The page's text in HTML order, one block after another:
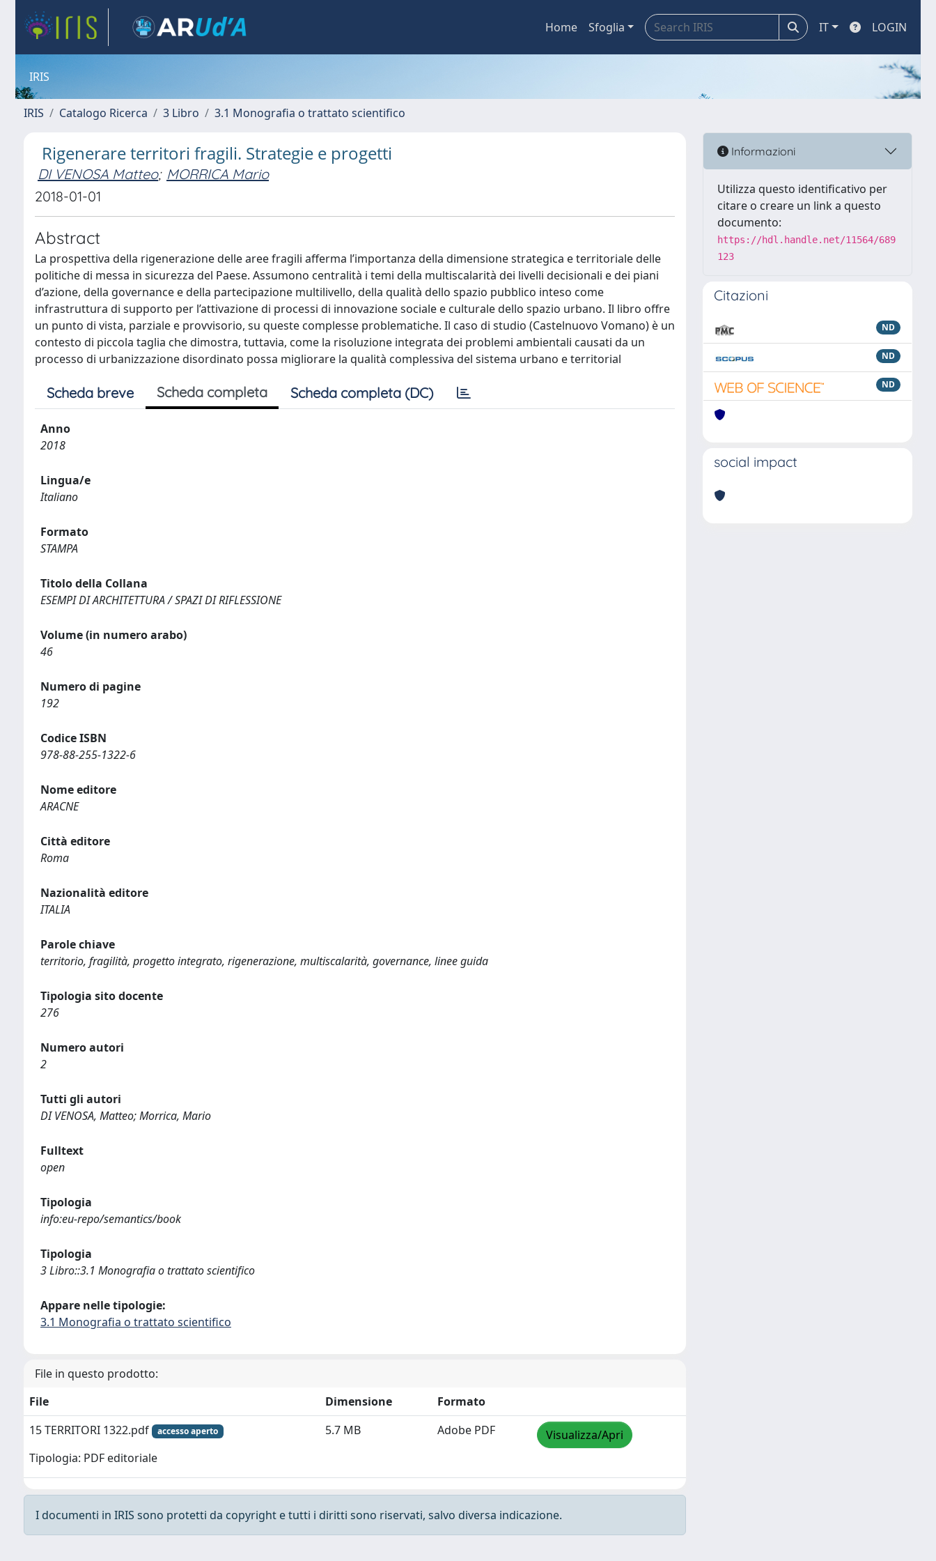
Home Sfoglia IT LOGIN
IRIS
IRIS Catalogo Ricerca 3 Libro 3.1 Monografia o trattato scientifico
Rigenerare territori fragili. Strategie e progetti
DI VENOSA Matteo; MORRICA Mario
2018-01-01
Abstract
La prospettiva della rigenerazione delle aree fragili afferma l’importanza della dimensione strategica e territoriale delle
politiche di messa in sicurezza del Paese. Assumono centralità i temi della multiscalarità dei livelli decisionali e dei piani
d’azione, della governance e della partecipazione multilivello, della qualità dello spazio pubblico inteso come
infrastruttura di supporto per l’attivazione di processi di innovazione sociale e culturale dello spazio urbano. Il libro offre
un punto di vista, parziale e provvisorio, su queste complesse problematiche. Il caso di studio (Castelnuovo Vomano) è un
contesto di piccola taglia che dimostra, tuttavia, come la risoluzione integrata dei problemi ambientali causati da un
processo di urbanizzazione disordinato possa migliorare la qualità complessiva del sistema urbano e territorial
Scheda breve Scheda completa Scheda completa (DC)
Anno
2018
Lingua/e
Italiano
Formato
STAMPA
Titolo della Collana
ESEMPI DI ARCHITETTURA / SPAZI DI RIFLESSIONE
Volume (in numero arabo)
46
Numero di pagine
192
Codice ISBN
978-88-255-1322-6
Nome editore
ARACNE
Città editore
Roma
Nazionalità editore
ITALIA
Parole chiave
territorio, fragilità, progetto integrato, rigenerazione, multiscalarità, governance, linee guida
Tipologia sito docente
276
Numero autori
2
Tutti gli autori
DI VENOSA, Matteo; Morrica, Mario
Fulltext
open
Tipologia
info:eu-repo/semantics/book
Tipologia
3 Libro::3.1 Monografia o trattato scientifico
Appare nelle tipologie:
3.1 Monografia o trattato scientifico
File in questo prodotto:
File
Dimensione
Formato
15 TERRITORI 1322.pdf
accesso aperto
Tipologia: PDF editoriale
5.7 MB Adobe PDF Visualizza/Apri
I documenti in IRIS sono protetti da copyright e tutti i diritti sono riservati, salvo diversa indicazione.
Informazioni
Utilizza questo identificativo per
citare o creare un link a questo
documento:
https://hdl.handle.net/11564/689
123
Citazioni
ND
ND
ND
social impact